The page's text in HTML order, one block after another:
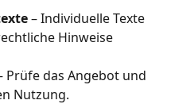
– Individuelle Texte
Hinweise
Prüfe das Angebot und
Nutzung.